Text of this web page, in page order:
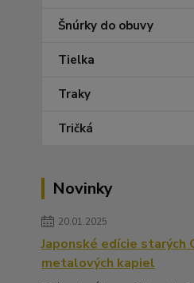
Šnúrky do obuvy
Tielka
Traky
Tričká
Novinky
20.01.2025
Japonské edície starých
metalových kapiel